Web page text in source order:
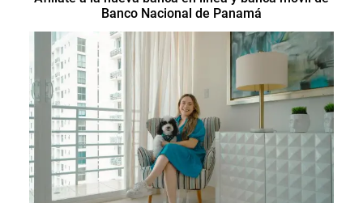
Banco Nacional de Panamá